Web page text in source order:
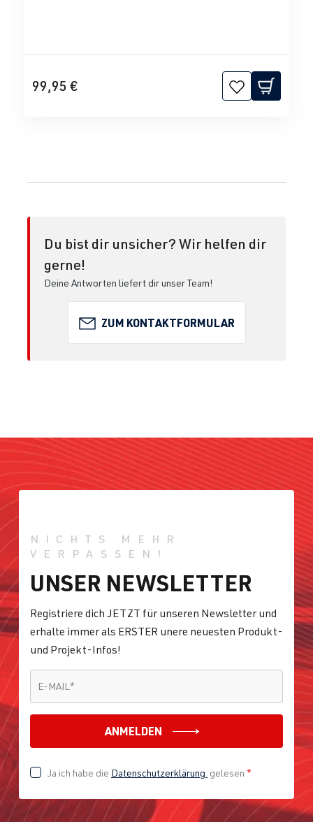
99,95 €
Du bist dir unsicher? Wir helfen dir
gerne!
Deine Antworten liefert dir unser Team!
ZUM KONTAKTFORMULAR
NICHTS MEHR
VERPASSEN!
UNSER NEWSLETTER
Registriere dich JETZT für unseren Newsletter und
erhalte immer als ERSTER unere neuesten Produkt-
und Projekt-Infos!
E-MAIL *
ANMELDEN
Ja ich habe die Datenschutzerklärung gelesen *